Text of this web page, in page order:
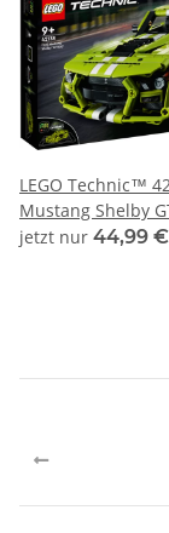
LEGO Technic™
Mustang Shelby
jetzt nur 44,99 €